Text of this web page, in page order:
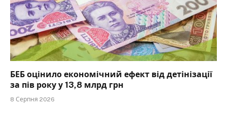
БЕБ оцінило економічний ефект від детінізації
за пів року у 13,8 млрд грн
8 Серпня 2026